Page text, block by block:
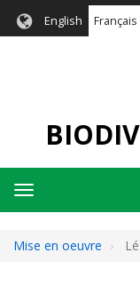
English Français
Toggle
navigation
Mise en oeuvre